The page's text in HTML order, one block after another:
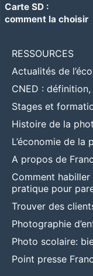
Carte SD :
comment la choisir
RESSOURCES
Actualités de
CNED :
Stages et
Histoire de la
L’économie de la
A propos de
Comment
pratique pour
Trouver des
Photographie
Photo scolaire:
Point presse